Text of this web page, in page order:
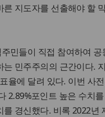
지도자를 선출해야 할
민들이 직접 참여하여 공
민주주의의 근간이다.
율에 달려 있다. 이번 사
2.89%포인트 높은 수치
경신했다. 비록 2022년